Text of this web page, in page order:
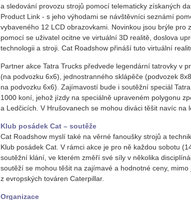
a sledování provozu strojů pomocí telematicky získaných
Product Link - s jeho výhodami se návštěvníci seznámí
vybaveného 12 LCD obrazovkami. Novinkou jsou brýle pro
pomocí se uživatel ocitne ve virtuální 3D realitě, doslova
technologii a stroji. Cat Roadshow přináší tuto virtuální
Partner akce Tatra Trucks předvede legendární tatrovky v
(na podvozku 6x6), jednostranného sklápěče (podvozek
na podvozku 6x6). Zajímavostí bude i soutěžní speciál
1000 koní, jehož jízdy na speciálně upraveném polygonu
a Ledčicích. V Hrušovanech se mohou diváci těšit navíc na
Klub posádek Cat – soutěže
Cat Roadshow myslí také na věrné fanoušky strojů a
Klub posádek Cat. V rámci akce je pro ně každou sobotu
soutěžní klání, ve kterém změří své síly v několika
soutěží se mohou těšit na zajímavé a hodnotné ceny,
z evropských továren Caterpillar.
Organizace